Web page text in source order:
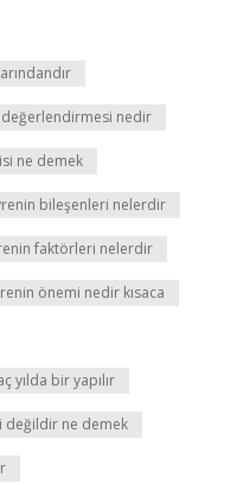
değerlendirmesi nedir
ne demek
bileşenleri nelerdir
faktörleri nelerdir
önemi nedir kısaca
yılda bir yapılır
değildir ne demek